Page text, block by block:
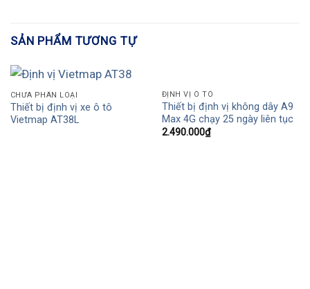
SẢN PHẨM TƯƠNG TỰ
CHƯA PHÂN LOẠI
Thiết bị định vị xe ô tô
Vietmap AT38L
ĐỊNH VỊ Ô TÔ
Thiết bị định vị không dây A9
Max 4G chạy 25 ngày liên tục
2.490.000₫